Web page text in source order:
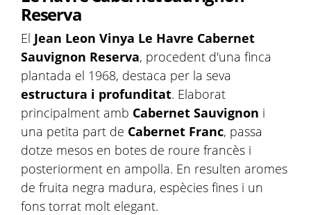
Reserva
El Jean Leon Vinya Le Havre Cabernet
Sauvignon Reserva, procedent d'una finca
plantada el 1968, destaca per la seva
estructura i profunditat. Elaborat
principalment amb Cabernet Sauvignon i
una petita part de Cabernet Franc, passa
dotze mesos en botes de roure francès i
posteriorment en ampolla. En resulten aromes
de fruita negra madura, espècies fines i un
fons torrat molt elegant.